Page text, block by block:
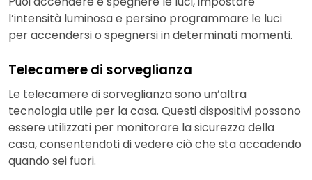
l’intensità luminosa e persino programmare le luci
per accendersi o spegnersi in determinati momenti.
Telecamere di sorveglianza
Le telecamere di sorveglianza sono un’altra
tecnologia utile per la casa. Questi dispositivi possono
essere utilizzati per monitorare la sicurezza della
casa, consentendoti di vedere ciò che sta accadendo
quando sei fuori.